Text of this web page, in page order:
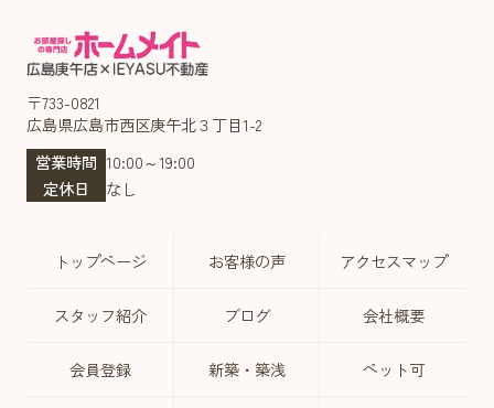
〒733-0821
広島県広島市西区庚午北３丁目1-2
営業時間 10:00～19:00
定休日
なし
トップページ お客様の声 アクセスマップ
スタッフ紹介 ブログ 会社概要
会員登録 新築・築浅 ペット可